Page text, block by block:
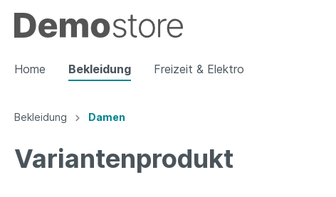
Home Bekleidung Freizeit & Elektro
Zur Kategorie Bekleidung
Damen
Bekleidung Damen
Variantenprodukt